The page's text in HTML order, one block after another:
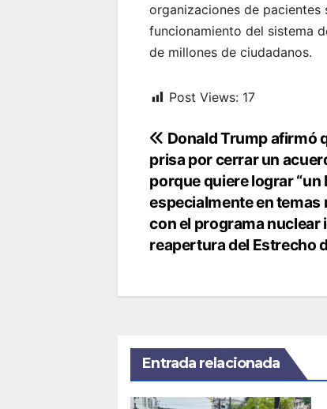
organizaciones de
funcionamiento del sistema
de millones de ciudadanos.
Post Views: 17
Navegación
de
entradas
Donald Trump afirmó
prisa por cerrar un
porque quiere lograr “un
especialmente en temas
con el programa nuclear
reapertura del Estrecho
Entrada relacionada